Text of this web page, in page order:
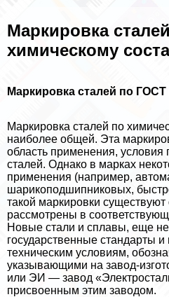
Маркировка
химическому
Маркировка сталей по
Маркировка сталей по
наиболее общей. Эта
область применения, условия
сталей. Однако в марках
применения (например,
шарикоподшипниковых,
такой маркировки
рассмотрены в
Новые стали и сплавы, еще
государственные стандарты
техническим условиям,
указывающими на завод-
или ЭИ — завод
присвоенным этим заводом.